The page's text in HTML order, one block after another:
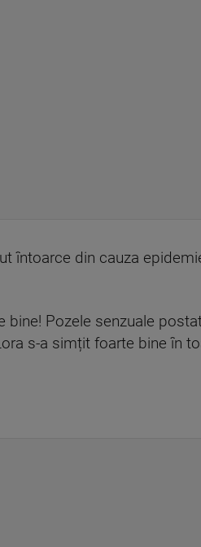
întoarce din cauza
bine! Pozele senzuale
s-a simțit foarte bine în